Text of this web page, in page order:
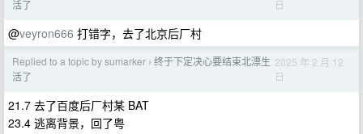
活了
日
@veyron666 打错字，去了北京后厂村
Replied to a topic by sumarker › 终于下定决心要结束北漂生
活了
2025 年 2 月 12
日
21.7 去了百度后厂村某 BAT
23.4 逃离背景，回了粤